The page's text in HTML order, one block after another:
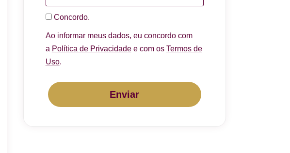
Concordo.
Ao informar meus dados, eu concordo com
a Política de Privacidadee com os Termos de
Uso.
Enviar